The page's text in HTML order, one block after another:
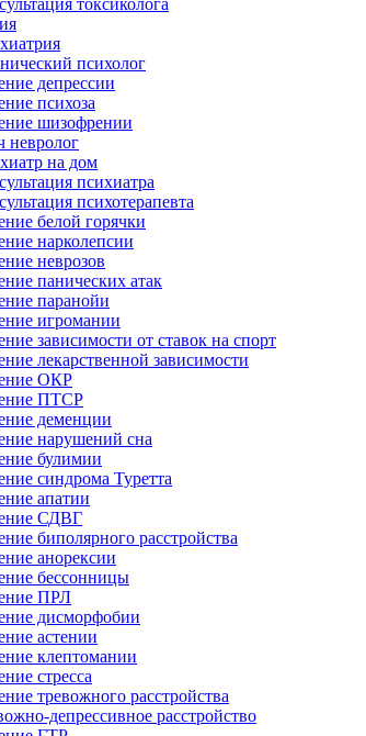
токсиколога
психолог
депрессии
психоза
шизофрении
невролог
на дом
психиатра
психотерапевта
белой горячки
нарколепсии
неврозов
панических атак
паранойи
игромании
зависимости от ставок на спорт
лекарственной зависимости
ОКР
ПТСР
деменции
нарушений сна
булимии
синдрома Туретта
апатии
СДВГ
биполярного расстройства
анорексии
бессонницы
ПРЛ
дисморфобии
астении
клептомании
стресса
тревожного расстройства
депрессивное расстройство